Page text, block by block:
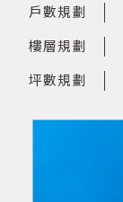
戶數規劃
樓層規劃
坪數規劃